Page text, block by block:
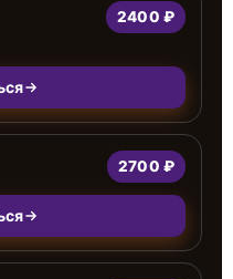
2400 ₽
2700 ₽